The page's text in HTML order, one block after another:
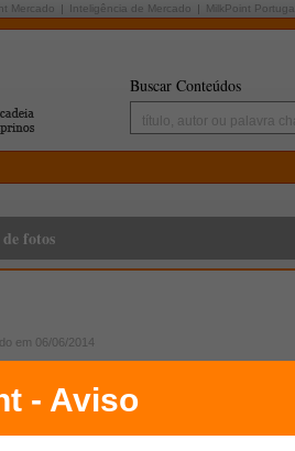
Mercado Inteligência de Mercado MilkPoint Portugal
Buscar Conteúdos
fotos
em 06/06/2014